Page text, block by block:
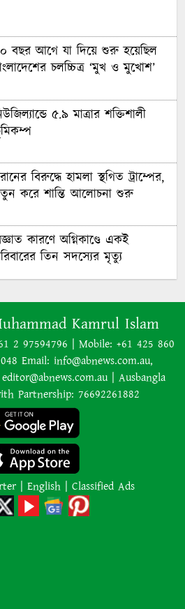
বছর আগে যা ‍দিয়ে শুরু হয়েছিল
চলচ্চিত্র ‘মুখ ও মুখোশ’
৫.৯ মাত্রার শক্তিশালী
বিরুদ্ধে হামলা স্থগিত ট্রাম্পের,
করে শান্তি আলোচনা শুরু
কারণে অগ্নিকাণ্ডে একই
তিন সদস্যের মৃত্যু
ইতিবাচক অগ্রগতি ঘটেছে:
সঙ্গে বৈঠকের পর ট্রাম্পের
দূত
গ্রেপ্তারের চেষ্টা রুখে দিতে
‘স্পেশাল ফোর্স’
চত্বর হত্যাযজ্ঞ: স্বৈরাচার হাসিনা-
বেনজীরসহ পলাতকদের বিরুদ্ধে
পরোয়ানা
কারণে জনসংখ্যা
ভারতের নতুন শিক্ষামন্ত্রী
Kamrul Islam
2 97594796 | Mobile: +61 425 860
Email: info@abnews.com.au,
| Ausbangla
Partnership: 76692261882
| English | Classified Ads